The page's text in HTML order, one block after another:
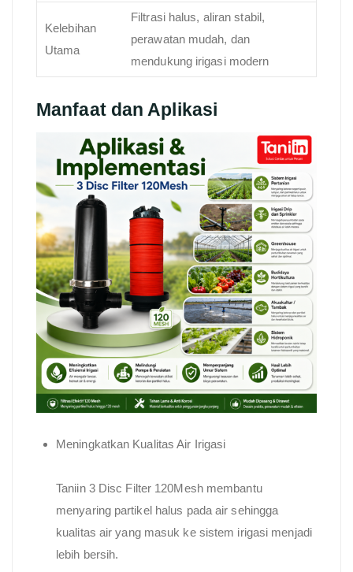
Kelebihan
Utama
Filtrasi halus, aliran stabil,
perawatan mudah, dan
mendukung irigasi modern
Manfaat dan Aplikasi
Meningkatkan Kualitas Air Irigasi
Taniin 3 Disc Filter 120Mesh membantu
menyaring partikel halus pada air sehingga
kualitas air yang masuk ke sistem irigasi menjadi
lebih bersih.